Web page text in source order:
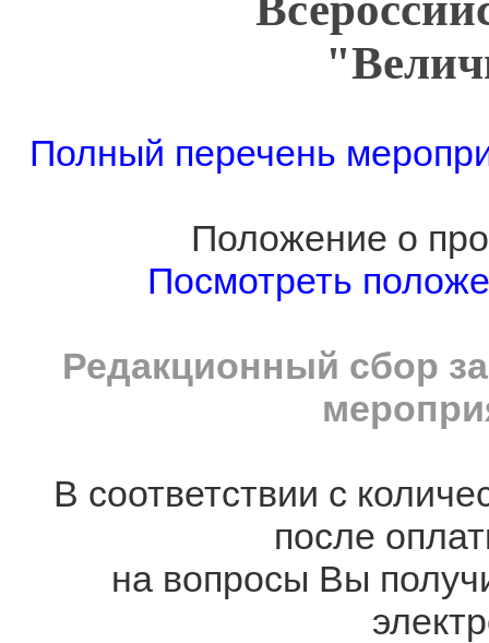
Полный перечень
Положение о
Посмотреть
Редакционный сбор
В соответствии с
после
на вопросы Вы